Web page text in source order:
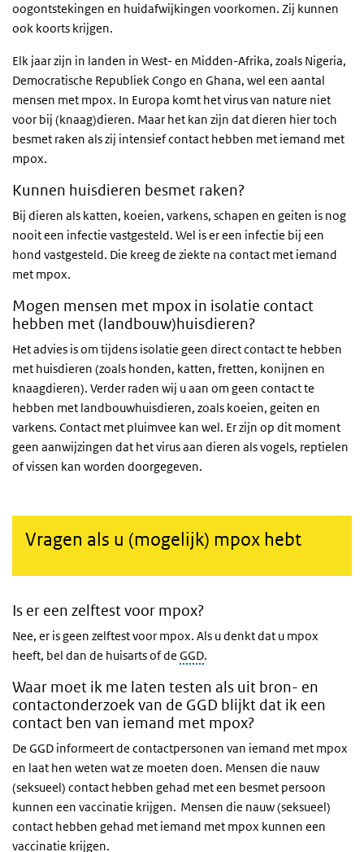
oogontstekingen en huidafwijkingen voorkomen. Zij kunnen
ook koorts krijgen.
Elk jaar zijn in landen in West- en Midden-Afrika, zoals Nigeria,
Democratische Republiek Congo en Ghana, wel een aantal
mensen met mpox. In Europa komt het virus van nature niet
voor bij (knaag)dieren. Maar het kan zijn dat dieren hier toch
besmet raken als zij intensief contact hebben met iemand met
mpox.
Kunnen huisdieren besmet raken?
Bij dieren als katten, koeien, varkens, schapen en geiten is nog
nooit een infectie vastgesteld. Wel is er een infectie bij een
hond vastgesteld. Die kreeg de ziekte na contact met iemand
met mpox.
Mogen mensen met mpox in isolatie contact
hebben met (landbouw)huisdieren?
Het advies is om tijdens isolatie geen direct contact te hebben
met huisdieren (zoals honden, katten, fretten, konijnen en
knaagdieren). Verder raden wij u aan om geen contact te
hebben met landbouwhuisdieren, zoals koeien, geiten en
varkens. Contact met pluimvee kan wel. Er zijn op dit moment
geen aanwijzingen dat het virus aan dieren als vogels, reptielen
of vissen kan worden doorgegeven.
Vragen als u (mogelijk) mpox hebt
Is er een zelftest voor mpox?
Nee, er is geen zelftest voor mpox. Als u denkt dat u mpox
heeft, bel dan de huisarts of de GGD.
Waar moet ik me laten testen als uit bron- en
contactonderzoek van de GGD blijkt dat ik een
contact ben van iemand met mpox?
De GGD informeert de contactpersonen van iemand met mpox
en laat hen weten wat ze moeten doen. Mensen die nauw
(seksueel) contact hebben gehad met een besmet persoon
kunnen een vaccinatie krijgen. Mensen die nauw (seksueel)
contact hebben gehad met iemand met mpox kunnen een
vaccinatie krijgen.